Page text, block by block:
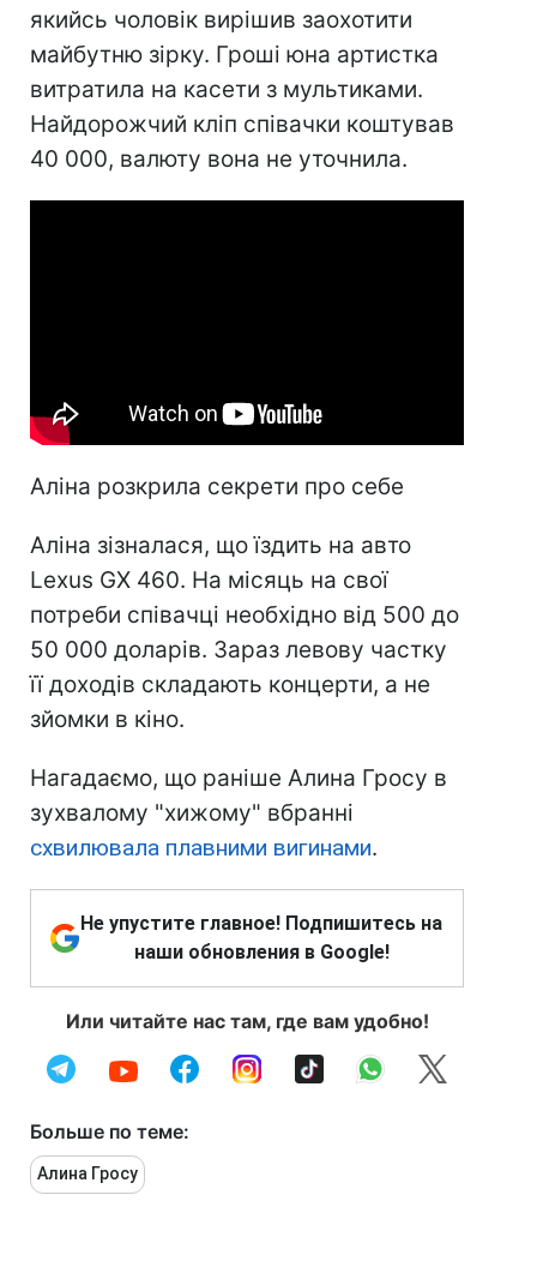
якийсь чоловік вирішив заохотити
майбутню зірку. Гроші юна артистка
витратила на касети з мультиками.
Найдорожчий кліп співачки коштував
40 000, валюту вона не уточнила.
Аліна розкрила секрети про себе
Аліна зізналася, що їздить на авто
Lexus GX 460. На місяць на свої
потреби співачці необхідно від 500 до
50 000 доларів. Зараз левову частку
її доходів складають концерти, а не
зйомки в кіно.
Нагадаємо, що раніше Алина Гросу в
зухвалому "хижому" вбранні
схвилювала плавними вигинами.
Не упустите главное! Подпишитесь на
наши обновления в Google!
Или читайте нас там, где вам удобно!
Больше по теме:
Алина Гросу